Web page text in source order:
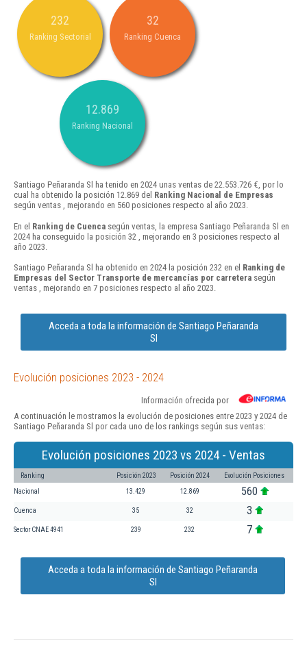
232
Ranking Sectorial
32
Ranking Cuenca
12.869
Ranking Nacional
Santiago Peñaranda Sl ha tenido en 2024 unas ventas de 22.553.726 €, por lo
cual ha obtenido la posición 12.869 del Ranking Nacional de Empresas
según ventas , mejorando en 560 posiciones respecto al año 2023.
En el Ranking de Cuenca según ventas, la empresa Santiago Peñaranda Sl en
2024 ha conseguido la posición 32 , mejorando en 3 posiciones respecto al
año 2023.
Santiago Peñaranda Sl ha obtenido en 2024 la posición 232 en el Ranking de
Empresas del Sector Transporte de mercancías por carretera según
ventas , mejorando en 7 posiciones respecto al año 2023.
Acceda a toda la información de Santiago Peñaranda
Sl
Evolución posiciones 2023 - 2024
Información ofrecida por
A continuación le mostramos la evolución de posiciones entre 2023 y 2024 de
Santiago Peñaranda Sl por cada uno de los rankings según sus ventas:
Evolución posiciones 2023 vs 2024 - Ventas
Ranking Posición 2023 Posición 2024 Evolución Posiciones
Nacional 13.429 12.869 560
Cuenca 35 32 3
Sector CNAE 4941 239 232 7
Acceda a toda la información de Santiago Peñaranda
Sl